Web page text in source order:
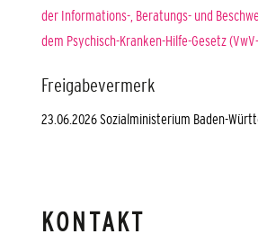
der Informations-, Beratungs- und
dem Psychisch-Kranken-Hilfe-Gesetz
Freigabevermerk
23.06.2026 Sozialministerium Baden-
KONTAKT